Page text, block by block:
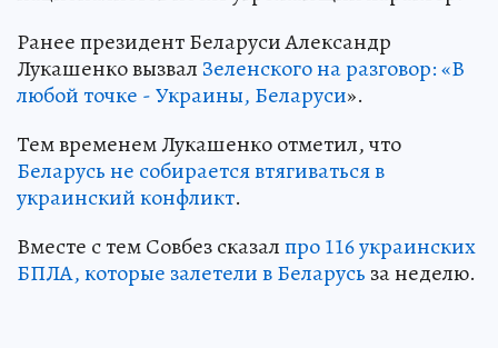
Ранее президент Беларуси Александр
Лукашенко вызвал Зеленского на разговор: «В
любой точке - Украины, Беларуси».
Тем временем Лукашенко отметил, что
Беларусь не собирается втягиваться в
украинский конфликт.
Вместе с тем Совбез сказалпро 116 украинских
БПЛА, которые залетели в Беларусь за неделю.